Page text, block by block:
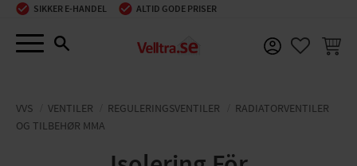
Menu
SIKKER E-HANDEL ALTID GODE PRISER
VVS VENTILER REGULERINGSVENTILER
RADIATORVENTILER
OG TILBEHØR MMA